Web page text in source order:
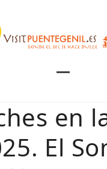
mobile
menu
mobile
menu
en
El